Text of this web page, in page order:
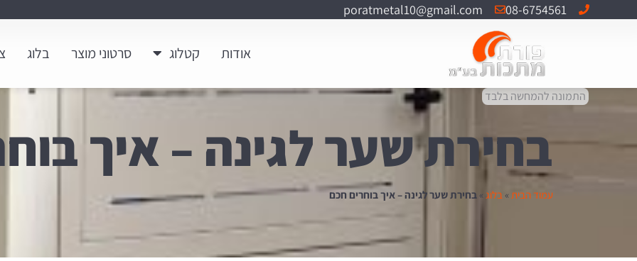
08-6754561
poratmetal10@gmail.com
אודות קטלוג סרטוני מוצר בלוג
התמונה להמחשה בלבד
בחירת שער לגינה – איך
עמוד הבית» בלוג» בחירת שער לגינה – איך בוחרים חכם